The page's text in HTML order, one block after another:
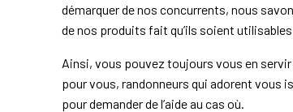
démarquer de nos concurrents, nous
de nos produits fait qu’ils soient
Ainsi, vous pouvez toujours vous en
pour vous, randonneurs qui adorent vous
pour demander de l’aide au cas où.